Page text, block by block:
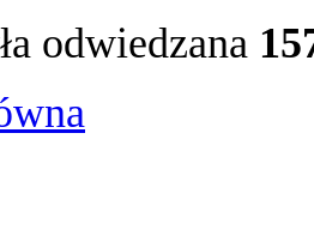
odwiedzana